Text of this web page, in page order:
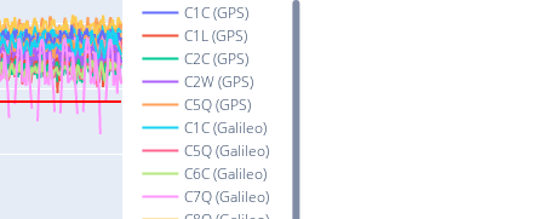
C1C (GPS)
C1L (GPS)
C2C (GPS)
C2W (GPS)
C5Q (GPS)
C1C (Galileo)
C5Q (Galileo)
C6C (Galileo)
C7Q (Galileo)